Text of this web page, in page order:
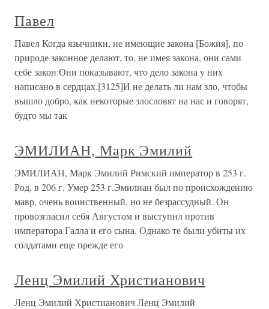
Павел
Павел Когда язычники, не имеющие закона [Божия], по
природе законное делают, то, не имея закона, они сами
себе закон:Они показывают, что дело закона у них
написано в сердцах.[3125]И не делать ли нам зло, чтобы
вышло добро, как некоторые злословят на нас и говорят,
будто мы так
ЭМИЛИАН, Марк Эмилий
ЭМИЛИАН, Марк Эмилий Римский император в 253 г.
Род. в 206 г. Умер 253 г.Эмилиан был по происхождению
мавр, очень воинственный, но не безрассудный. Он
провозгласил себя Августом и выступил против
императора Галла и его сына. Однако те были убиты их
солдатами еще прежде его
Ленц Эмилий Христианович
Ленц Эмилий Христианович Ленц Эмилий